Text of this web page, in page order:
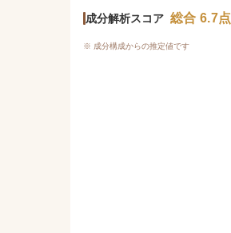
成分解析スコア 総合 6.7点
※ 成分構成からの推定値です